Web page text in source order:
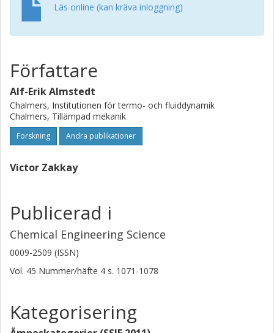
Läs online (kan kräva inloggning)
Författare
Alf-Erik Almstedt
Chalmers, Institutionen för termo- och fluiddynamik
Chalmers, Tillämpad mekanik
Forskning Andra publikationer
Victor Zakkay
Publicerad i
Chemical Engineering Science
0009-2509 (ISSN)
Vol. 45 Nummer/häfte 4 s. 1071-1078
Kategorisering